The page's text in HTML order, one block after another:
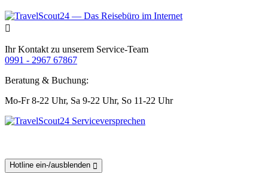
Ihr Kontakt zu unserem Service-Team
0991 - 2967 67867
Beratung & Buchung:
Mo-Fr 8-22 Uhr, Sa 9-22 Uhr, So 11-22 Uhr
Hotline ein-/ausblenden